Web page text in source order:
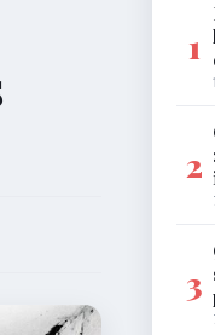
1
2
3